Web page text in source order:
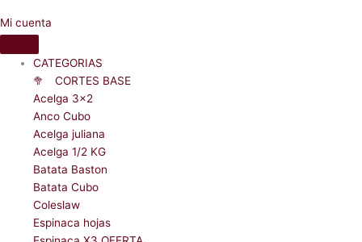
Mi cuenta
CATEGORIAS
🥦ﾠCORTES BASE
Acelga 3x2
Anco Cubo
Acelga juliana
Acelga 1/2 KG
Batata Baston
Batata Cubo
Coleslaw
Espinaca hojas